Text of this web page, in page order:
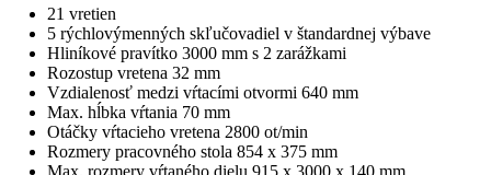
21 vretien
5 rýchlovýmenných skľučovadiel v štandardnej výbave
Hliníkové pravítko 3000 mm s 2 zarážkami
Rozostup vretena 32 mm
Vzdialenosť medzi vŕtacími otvormi 640 mm
Max. hĺbka vŕtania 70 mm
Otáčky vŕtacieho vretena 2800 ot/min
Rozmery pracovného stola 854 x 375 mm
Max. rozmery vŕtaného dielu 915 x 3000 x 140 mm